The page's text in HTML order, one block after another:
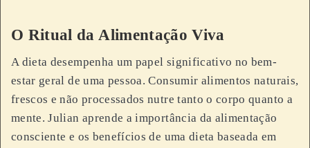
O Ritual da Alimentação Viva
A dieta desempenha um papel significativo no bem-
estar geral de uma pessoa. Consumir alimentos naturais,
frescos e não processados nutre tanto o corpo quanto a
mente. Julian aprende a importância da alimentação
consciente e os benefícios de uma dieta baseada em